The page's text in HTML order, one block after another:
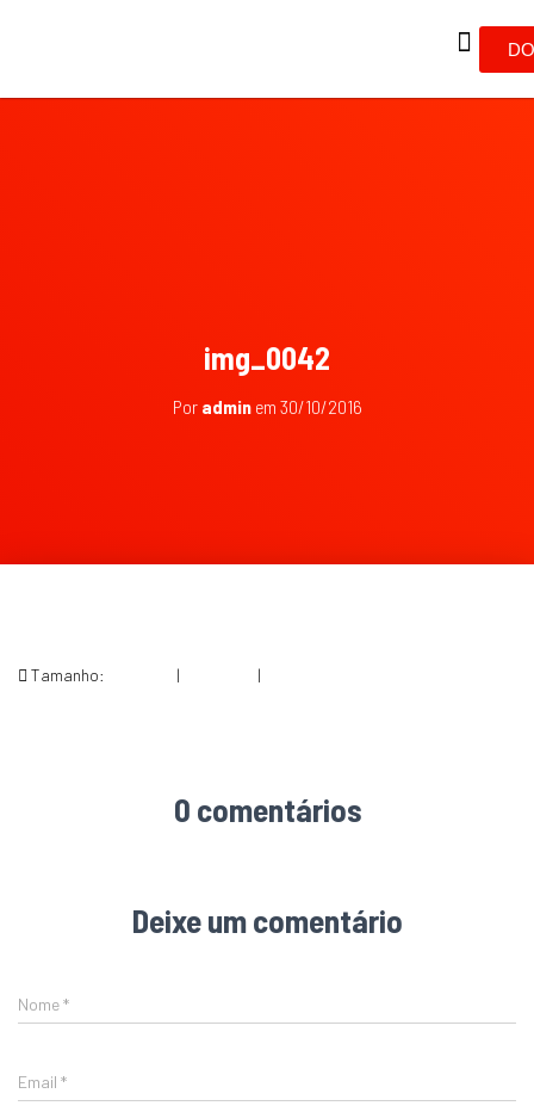
img_0042
Por adminem 30/10/2016
Tamanho: | |
0 comentários
Deixe um comentário
Nome*
Email *